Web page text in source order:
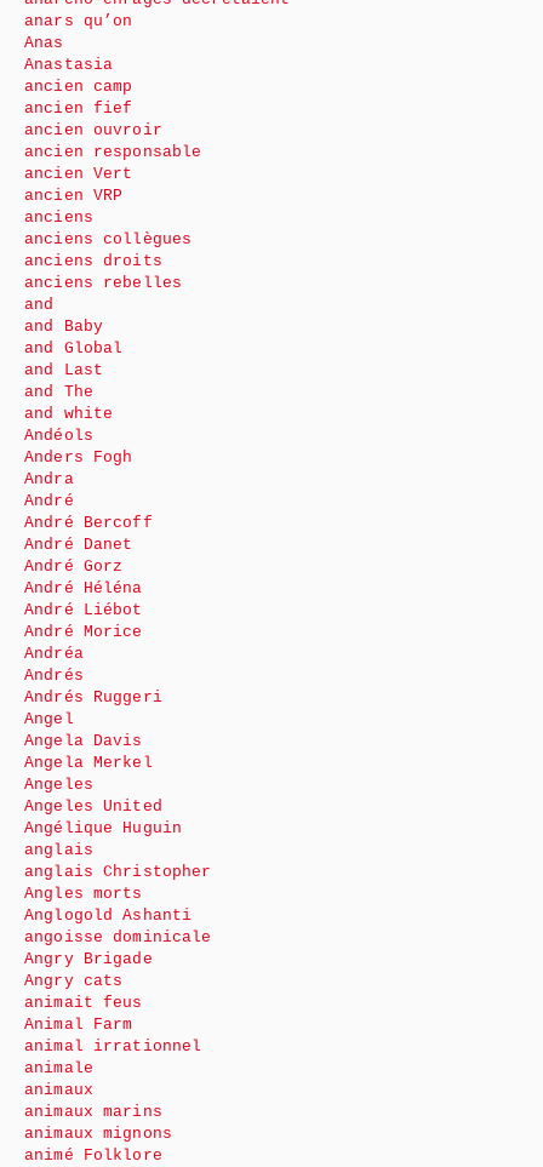
anars qu’on
Anas
Anastasia
ancien camp
ancien fief
ancien ouvroir
ancien responsable
ancien Vert
ancien VRP
anciens
anciens collègues
anciens droits
anciens rebelles
and
and Baby
and Global
and Last
and The
and white
Andéols
Anders Fogh
Andra
André
André Bercoff
André Danet
André Gorz
André Héléna
André Liébot
André Morice
Andréa
Andrés
Andrés Ruggeri
Angel
Angela Davis
Angela Merkel
Angeles
Angeles United
Angélique Huguin
anglais
anglais Christopher
Angles morts
Anglogold Ashanti
angoisse dominicale
Angry Brigade
Angry cats
animait feus
Animal Farm
animal irrationnel
animale
animaux
animaux marins
animaux mignons
animé Folklore